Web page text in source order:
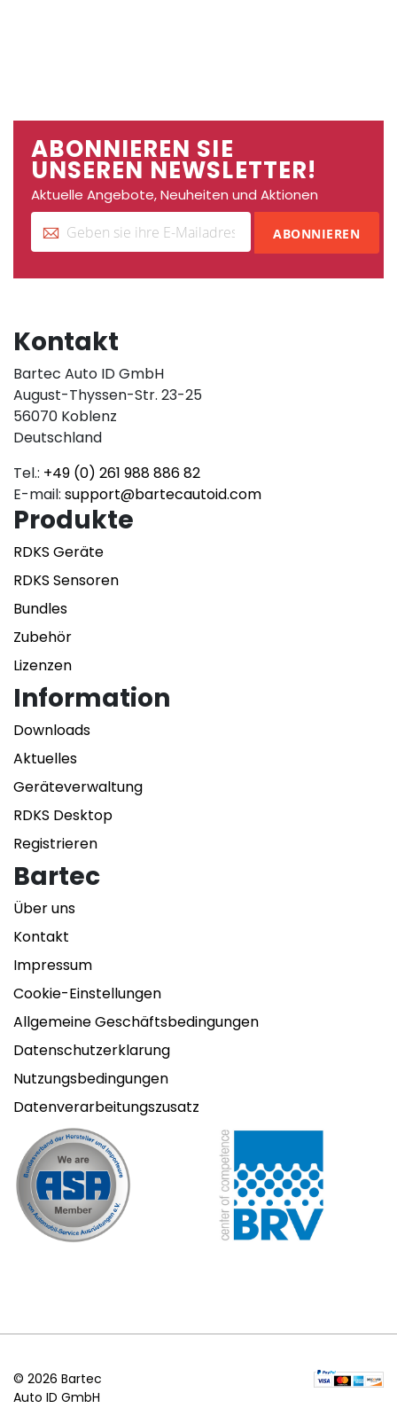
ABONNIEREN SIE
UNSEREN NEWSLETTER!
Aktuelle Angebote, Neuheiten und Aktionen
ABONNIEREN
Kontakt
Bartec Auto ID GmbH
August-Thyssen-Str. 23-25
56070 Koblenz
Deutschland
Tel.: +49 (0) 261 988 886 82
E-mail: support@bartecautoid.com
Produkte
RDKS Geräte
RDKS Sensoren
Bundles
Zubehör
Lizenzen
Information
Downloads
Aktuelles
Geräteverwaltung
RDKS Desktop
Registrieren
Bartec
Über uns
Kontakt
Impressum
Cookie-Einstellungen
Allgemeine Geschäftsbedingungen
Datenschutzerklarung
Nutzungsbedingungen
Datenverarbeitungszusatz
© 2026 Bartec
Auto ID GmbH